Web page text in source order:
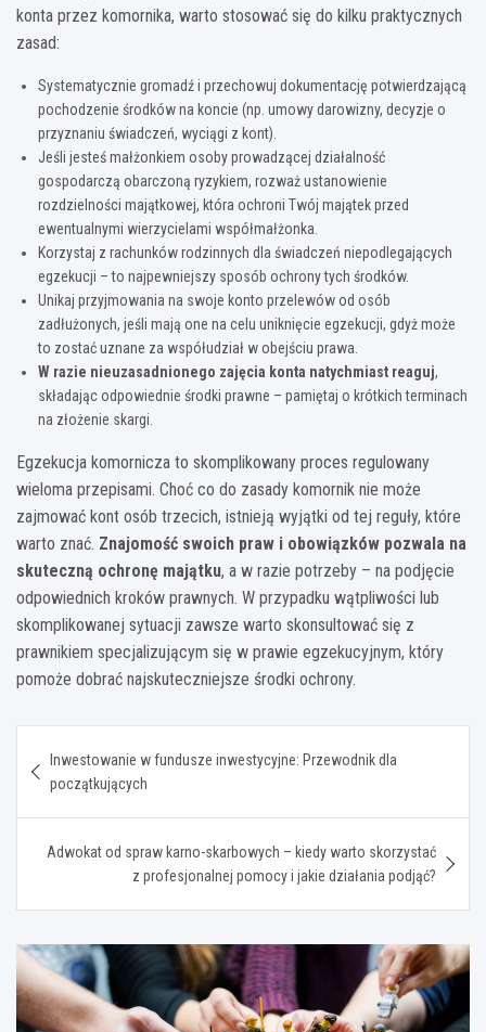
konta przez komornika, warto stosować się do kilku praktycznych
zasad:
Systematycznie gromadź i przechowuj dokumentację potwierdzającą
pochodzenie środków na koncie (np. umowy darowizny, decyzje o
przyznaniu świadczeń, wyciągi z kont).
Jeśli jesteś małżonkiem osoby prowadzącej działalność
gospodarczą obarczoną ryzykiem, rozważ ustanowienie
rozdzielności majątkowej, która ochroni Twój majątek przed
ewentualnymi wierzycielami współmałżonka.
Korzystaj z rachunków rodzinnych dla świadczeń niepodlegających
egzekucji – to najpewniejszy sposób ochrony tych środków.
Unikaj przyjmowania na swoje konto przelewów od osób
zadłużonych, jeśli mają one na celu uniknięcie egzekucji, gdyż może
to zostać uznane za współudział w obejściu prawa.
W razie nieuzasadnionego zajęcia konta natychmiast reaguj,
składając odpowiednie środki prawne – pamiętaj o krótkich terminach
na złożenie skargi.
Egzekucja komornicza to skomplikowany proces regulowany
wieloma przepisami. Choć co do zasady komornik nie może
zajmować kont osób trzecich, istnieją wyjątki od tej reguły, które
warto znać. Znajomość swoich praw i obowiązków pozwala na
skuteczną ochronę majątku, a w razie potrzeby – na podjęcie
odpowiednich kroków prawnych. W przypadku wątpliwości lub
skomplikowanej sytuacji zawsze warto skonsultować się z
prawnikiem specjalizującym się w prawie egzekucyjnym, który
pomoże dobrać najskuteczniejsze środki ochrony.
wpisu
Inwestowanie w fundusze inwestycyjne: Przewodnik dla
początkujących
Adwokat od spraw karno-skarbowych – kiedy warto skorzystać
z profesjonalnej pomocy i jakie działania podjąć?